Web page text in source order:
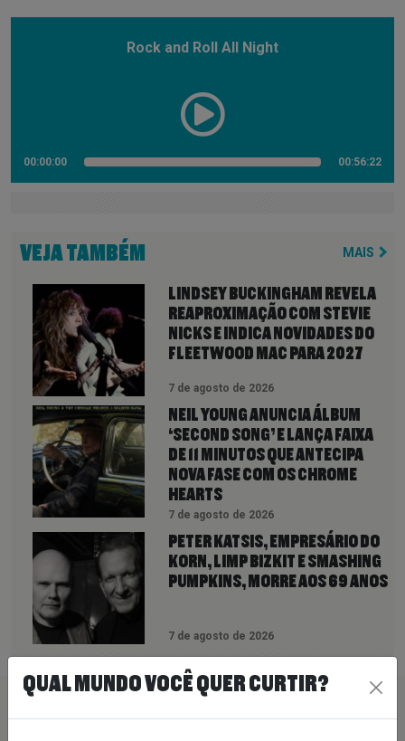
Rock and Roll All Night
00:00:00 00:56:22
VEJA TAMBÉM MAIS
LINDSEY BUCKINGHAM REVELA
REAPROXIMAÇÃO COM STEVIE
NICKS E INDICA NOVIDADES DO
FLEETWOOD MAC PARA 2027
7 de agosto de 2026
NEIL YOUNG ANUNCIA ÁLBUM
‘SECOND SONG’ E LANÇA FAIXA
DE 11 MINUTOS QUE ANTECIPA
NOVA FASE COM OS CHROME
HEARTS
7 de agosto de 2026
PETER KATSIS, EMPRESÁRIO DO
KORN, LIMP BIZKIT E SMASHING
PUMPKINS, MORRE AOS 69 ANOS
7 de agosto de 2026
PEÇA SUA MÚSICA
QUAL MUNDO VOCÊ QUER CURTIR?